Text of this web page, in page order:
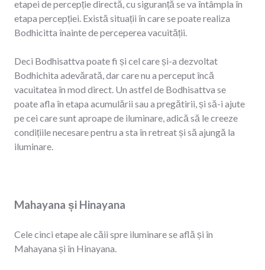
etapei de percepție directă, cu siguranță se va întâmpla în
etapa percepției. Există situații în care se poate realiza
Bodhicitta înainte de perceperea vacuității.
Deci Bodhisattva poate fi și cel care și-a dezvoltat
Bodhichita adevărată, dar care nu a perceput încă
vacuitatea în mod direct. Un astfel de Bodhisattva se
poate afla în etapa acumulării sau a pregătirii, și să-i ajute
pe cei care sunt aproape de iluminare, adică să le creeze
condițiile necesare pentru a sta în retreat și să ajungă la
iluminare.
Mahayana și Hinayana
Cele cinci etape ale căii spre iluminare se află și în
Mahayana și în Hinayana.